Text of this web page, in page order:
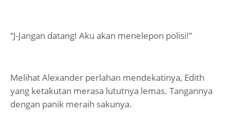
“J-Jangan datang! Aku akan menelepon polisi!”
Melihat Alexander perlahan mendekatinya, Edith
yang ketakutan merasa lututnya lemas. Tangannya
dengan panik meraih sakunya.